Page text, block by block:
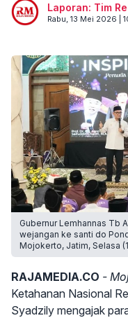
Laporan: Tim
Rabu, 13 Mei 2026 |
Gubernur Lemhannas Tb
wejangan ke santi do
Mojokerto, Jatim, Selasa
RAJAMEDIA.CO -
Ketahanan Nasional
Syadzily mengajak